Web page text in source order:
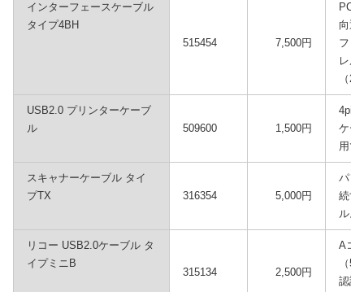
インターフェースケーブル
タイプ4BH
515454
7,500円
向通
フピ
レル
（
USB2.0 プリンターケーブ
ル
509600 1,500円
4pin
ケー
用で
スキャナーケーブル タイ
プTX
316354 5,000円
パソ
続す
ル。
リコー USB2.0ケーブル タ
イプミニB
315134 2,500円
Aコ
（
認証